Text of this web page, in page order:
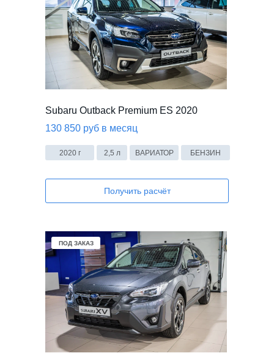
Subaru Outback Premium ES 2020
130 850 руб в месяц
2,5 л ВАРИАТОР БЕНЗИН
2020 г
Получить расчёт
ПОД ЗАКАЗ